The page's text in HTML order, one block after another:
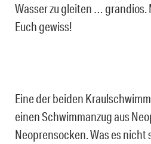
Wasser zu gleiten … grandios.
Euch gewiss!
Eine der beiden
einen Schwimmanzug aus
Neoprensocken. Was es nicht